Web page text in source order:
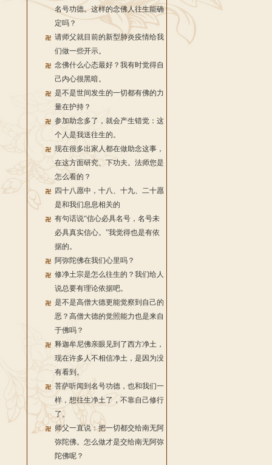
名号功德。这样的念佛人往生能确
定吗？
请师父就目前的新型肺炎疫情给我
们做一些开示。
念佛什么心态最好？我有时觉得自
己内心很黑暗。
是不是世间发生的一切都有佛的力
量在护持？
参加助念多了，就会产生错觉：这
个人是我送往生的。
现在很多出家人都在做助念这事，
在这方面研究、下功夫。法师您是
怎么看的？
四十八愿中，十八、十九、二十愿
是和我们息息相关的
有句话说“信心必具名号，名号未
必具真实信心。”我觉得也是有依
据的。
阿弥陀佛在我们心里吗？
修净土宗是怎么往生的？我们给人
说总要有理论依据吧。
是不是高僧大德更能觉察到自己的
恶？高僧大德的觉照能力也是来自
于佛吗？
释迦牟尼佛亲眼见到了西方净土，
现在许多人不相信净土，是因为没
有看到。
菩萨听闻到名号功德，也和我们一
样，想往生净土了，不靠自己修行
了。
师父一直说：把一切都交给南无阿
弥陀佛。怎么做才是交给南无阿弥
陀佛呢？